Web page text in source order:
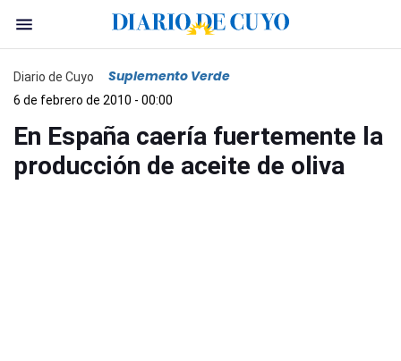
Diario de Cuyo Suplemento Verde
6 de febrero de 2010 - 00:00
En España caería fuertemente la
producción de aceite de oliva